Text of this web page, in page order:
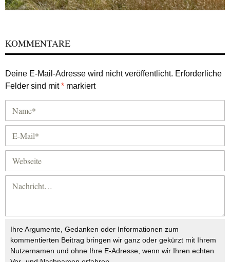
KOMMENTARE
Deine E-Mail-Adresse wird nicht veröffentlicht. Erforderliche
Felder sind mit* markiert
Ihre Argumente, Gedanken oder Informationen zum
kommentierten Beitrag bringen wir ganz oder gekürzt mit Ihrem
Nutzernamen und ohne Ihre E-Adresse, wenn wir Ihren echten